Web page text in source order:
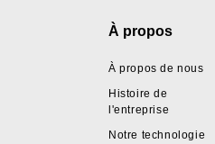
Footer
À propos
À propos de nous
Histoire de
l'entreprise
Notre technologie